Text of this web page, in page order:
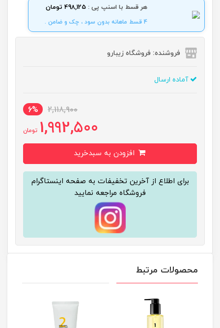
هر قسط با اسنپ پی : 498,125 تومان
4 قسط ماهانه بدون سود ، چک و ضامن .
فروشنده: فروشگاه زیبارو
آماده ارسال
2,118,900
6%
1,992,500 تومان
برای اطلاع از آخرین تخفیفات به صفحه اینستاگرام
فروشگاه مراجعه نمایید
محصولات مرتبط